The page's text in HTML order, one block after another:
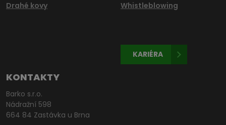
Drahé kovy
Whistleblowing
KARIÉRA
KONTAKTY
Barko s.r.o.
Nádražní 598
664 84 Zastávka u Brna